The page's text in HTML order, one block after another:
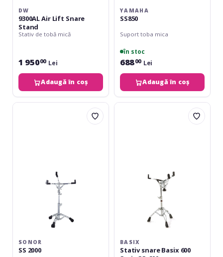
DW
9300AL Air Lift Snare
Stand
Stativ de tobă mică
1 95000 Lei
Adaugă în coș
YAMAHA
SS850
Suport toba mica
în stoc
68800 Lei
Adaugă în coș
Sonor
SONOR
SS 2000
Basix
BASIX
Stativ snare Basix 600